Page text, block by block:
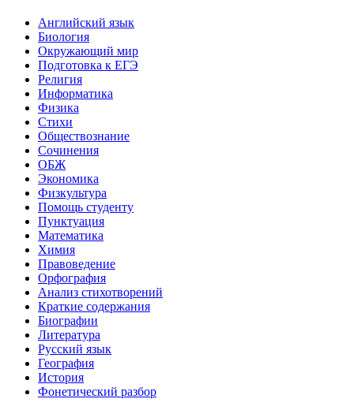
Английский язык
Биология
Окружающий мир
Подготовка к ЕГЭ
Религия
Информатика
Физика
Стихи
Обществознание
Сочинения
ОБЖ
Экономика
Физкультура
Помощь студенту
Пунктуация
Математика
Химия
Правоведение
Орфография
Анализ стихотворений
Краткие содержания
Биографии
Литература
Русский язык
География
История
Фонетический разбор